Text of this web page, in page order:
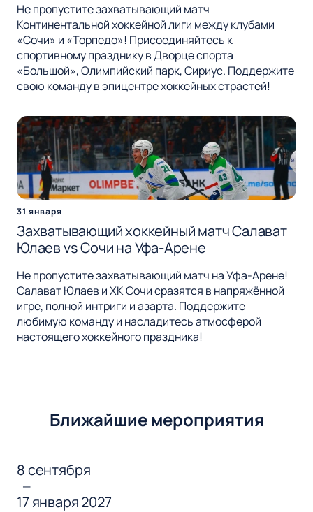
Не пропустите захватывающий матч
Континентальной хоккейной лиги между клубами
«Сочи» и «Торпедо»! Присоединяйтесь к
спортивному празднику в Дворце спорта
«Большой», Олимпийский парк, Сириус. Поддержите
свою команду в эпицентре хоккейных страстей!
31 января
Захватывающий хоккейный матч Салават
Юлаев vs Сочи на Уфа-Арене
Не пропустите захватывающий матч на Уфа-Арене!
Салават Юлаев и ХК Сочи сразятся в напряжённой
игре, полной интриги и азарта. Поддержите
любимую команду и насладитесь атмосферой
настоящего хоккейного праздника!
Ближайшие мероприятия
8 сентября
—
17 января 2027